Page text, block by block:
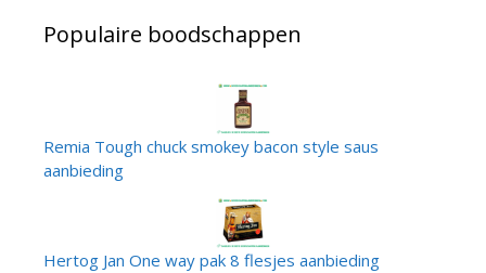
Populaire boodschappen
Remia Tough chuck smokey bacon style saus
aanbieding
Hertog Jan One way pak 8 flesjes aanbieding